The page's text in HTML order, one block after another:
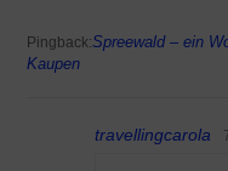
Pingback:Spreewald – ein
Kaupen
travellingcarola